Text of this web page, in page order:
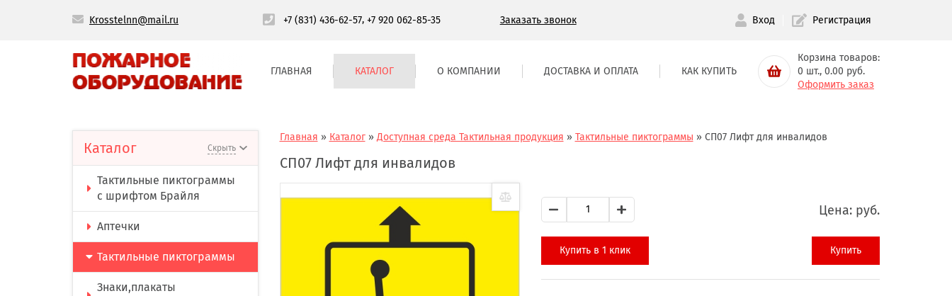
Krosstelnn@mail.ru +7 (831) 436-62-57, +7 920 062-85-35 Заказать звонок Вход Регистрация
ГЛАВНАЯ КАТАЛОГ О КОМПАНИИ ДОСТАВКА И ОПЛАТА КАК КУПИТЬ
Корзина товаров:
0 шт., 0.00 руб.
Оформить заказ
Каталог Скрыть
Тактильные пиктограммы
с шрифтом Брайля
Аптечки
Тактильные пиктограммы
Знаки,плакаты
Главная » Каталог»Доступная среда Тактильная продукция » Тактильные пиктограммы » СП07 Лифт для инвалидов
СП07 Лифт для инвалидов
Цена: руб.
Купить в 1 клик Купить